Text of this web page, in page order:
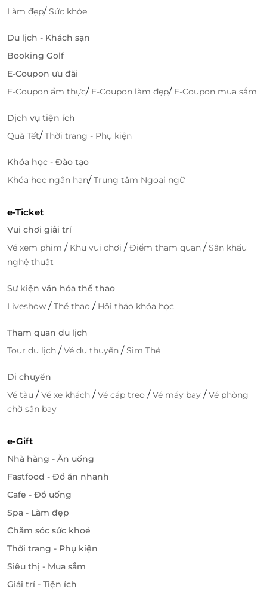
Tận hưởng những phút giây nghỉ ngơi, thư giãn tại không gian
Bên cạnh đó, phòng hội nghị tại Sea Front Hotel là
một trong những nơi lý tưởng nhất cho các cuộc hội
trong từng chi tiết cho các sự kiện lớn nhỏ mà
khách hàng đặt niềm tin.
Phòng hội nghị sang trọng, đẳng cấp.
Sau một ngày dài khám phá thành phố Đà Nẵng
xinh đẹp, bạn đừng quên tự thưởng cho bản thân
khách sạn với dịch vụ ngâm bồn thảo mộc, massage
thư giãn vô cùng hấp dẫn.
Đội ngũ nhân viên chuyên nghiệp, chu
đáo, nhiệt tình
Làm đẹp/Sức khỏe
Du lịch - Khách sạn
Booking Golf
E-Coupon ưu đãi
E-Coupon ẩm thực/ E-Coupon làm đẹp/ E-Coupon mua sắm
Dịch vụ tiện ích
Quà Tết/Thời trang - Phụ kiện
Khóa học - Đào tạo
Khóa học ngắn hạn/Trung tâm Ngoại ngữ
e-Ticket
Vui chơi giải trí
Vé xem phim / Khu vui chơi /Điểm tham quan /Sân khấu
nghệ thuật
Sự kiện văn hóa thể thao
Liveshow /Thể thao / Hội thảo khóa học
Tham quan du lịch
Tour du lịch /Vé du thuyền /Sim Thẻ
Di chuyển
Vé tàu /Vé xe khách /Vé cáp treo /Vé máy bay /Vé phòng
chờ sân bay
e-Gift
Nhà hàng - Ăn uống
Fastfood - Đồ ăn nhanh
Cafe - Đồ uống
Spa - Làm đẹp
Chăm sóc sức khoẻ
Thời trang - Phụ kiện
Siêu thị - Mua sắm
Giải trí - Tiện ích